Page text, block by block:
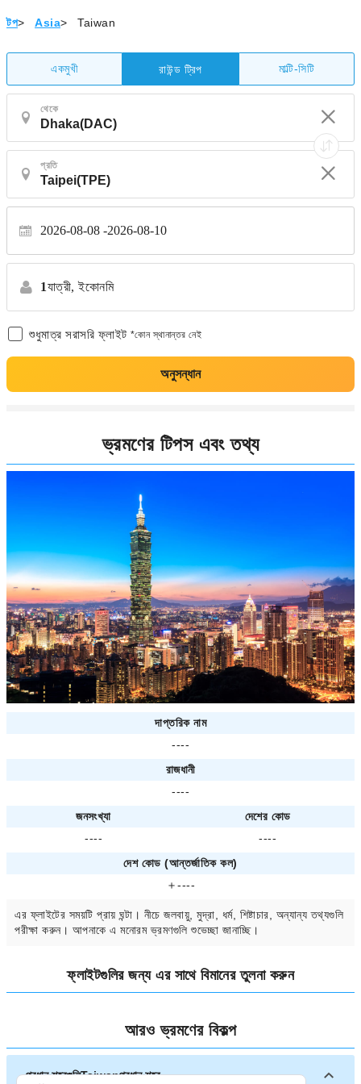
টপ> Asia> Taiwan
একমুখী রাউন্ড ট্রিপ মাল্টি-সিটি
থেকে
প্রতি
2026-08-08 2026-08-10
1যাত্রী, ইকোনমি
শুধুমাত্র সরাসরি ফ্লাইট *কোন স্থানান্তর নেই
অনুসন্ধান
ভ্রমণের টিপস এবং তথ্য
দাপ্তরিক নাম
----
রাজধানী
----
জনসংখ্যা
দেশের কোড
----
----
দেশ কোড (আন্তর্জাতিক কল)
＋----
এর ফ্লাইটের সময়টি প্রায় ঘন্টা। নীচে জলবায়ু, মুদ্রা, ধর্ম, শিষ্টাচার, অন্যান্য তথ্যগুলি
পরীক্ষা করুন। আপনাকে এ মনোরম ভ্রমণগুলি শুভেচ্ছা জানাচ্ছি।
ফ্লাইটগুলির জন্য এর সাথে বিমানের তুলনা করুন
আরও ভ্রমণের বিকল্প
প্রধান শহরগুলিTaiwanপ্রধান শহর